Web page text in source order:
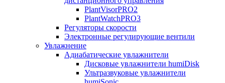
PlantVisorPRO2
PlantWatchPRO3
Регуляторы скорости
Электронные регулирующие вентили
Увлажнение
Адиабатические увлажнители
Дисковые увлажнители humiDisk
Ультразвуковые увлажнители